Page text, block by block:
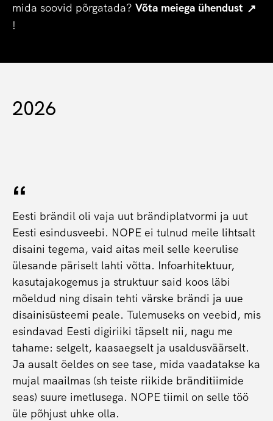
mida soovid põrgatada? Võta meiega ühendust
!
2026
Eesti brändil oli vaja uut brändiplatvormi ja uut
Eesti esindusveebi. NOPE ei tulnud meile lihtsalt
disaini tegema, vaid aitas meil selle keerulise
ülesande päriselt lahti võtta. Infoarhitektuur,
kasutajakogemus ja struktuur said koos läbi
mõeldud ning disain tehti värske brändi ja uue
disainisüsteemi peale. Tulemuseks on veebid, mis
esindavad Eesti digiriiki täpselt nii, nagu me
tahame: selgelt, kaasaegselt ja usaldusväärselt.
Ja ausalt öeldes on see tase, mida vaadatakse ka
mujal maailmas (sh teiste riikide bränditiimide
seas) suure imetlusega. NOPE tiimil on selle töö
üle põhjust uhke olla.